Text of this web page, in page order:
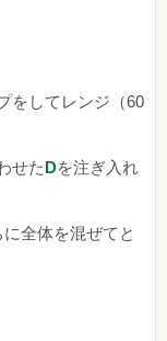
をしてレンジ（60
せたDを注ぎ入れ
全体を混ぜてと